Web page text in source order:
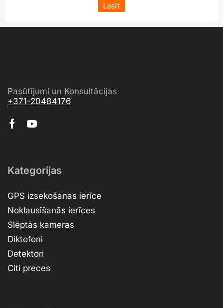
Lasīt
Pasūtījumi un Konsultācijas
+371-20484176
Kategorijas
GPS izsekošanas ierīce
Noklausīšanās ierīces
Slēptās kameras
Diktofoni
Detektori
Citi preces